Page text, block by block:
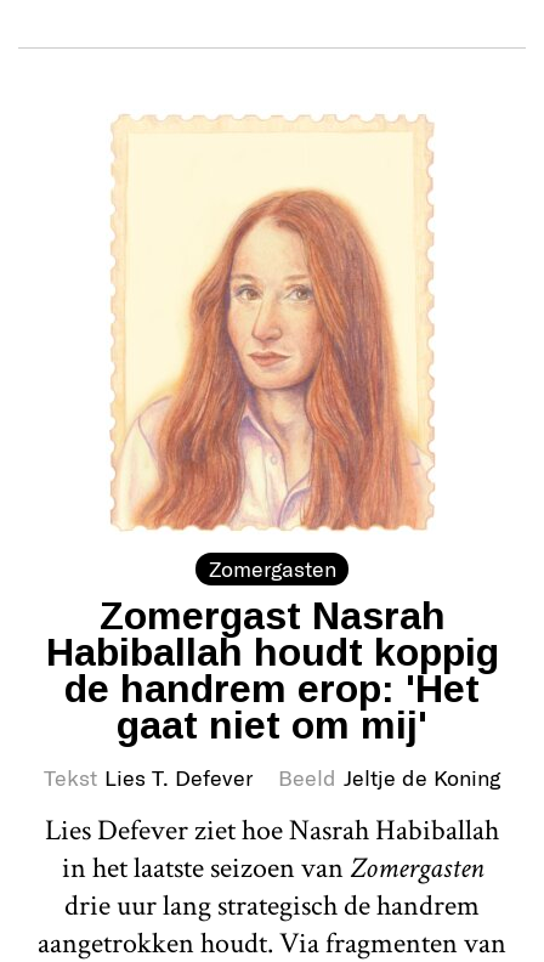
Zomergasten
Zomergast Nasrah
Habiballah houdt koppig
de handrem erop: 'Het
gaat niet om mij'
Tekst Lies T. Defever Beeld Jeltje de Koning
Lies Defever ziet hoe Nasrah Habiballah
in het laatste seizoen vanZomergasten
drie uur lang strategisch de handrem
aangetrokken houdt. Via fragmenten van